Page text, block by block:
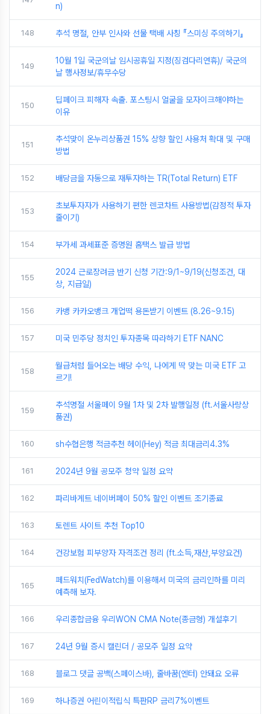
n)
148 추석 명절, 안부 인사와 선물 택배 사칭 『스미싱 주의하기』
149
10월 1일 국군의날 임시공휴일 지정(징검다리연휴)/ 국군의
날 행사정보/휴무수당
150
딥페이크 피해자 속출. 포스팅시 얼굴을 모자이크해야하는
이유
151
추석맞이 온누리상품권 15% 상향 할인 사용처 확대 및 구매
방법
152 배당금을 자동으로 재투자하는 TR(Total Return) ETF
153
초보투자자가 사용하기 편한 렌코차트 사용방법(감정적 투자
줄이기)
154 부가세 과세표준 증명원 홈택스 발급 방법
155
2024 근로장려금 반기 신청 기간:9/1~9/19(신청조건, 대
상, 지급일)
156 카뱅 카카오뱅크 개업떡 용돈받기 이벤트 (8.26~9.15)
157 미국 민주당 정치인 투자종목 따라하기 ETF NANC
158
월급처럼 들어오는 배당 수익, 나에게 딱 맞는 미국 ETF 고
르기!
159
추석명절 서울페이 9월 1차 및 2차 발행일정 (ft.서울사랑상
품권)
160 sh수협은행 적금추천 헤이(Hey) 적금 최대금리4.3%
161 2024년 9월 공모주 청약 일정 요약
162 파리바게트 네이버페이 50% 할인 이벤트 조기종료
163 토렌트 사이트 추천 Top10
164 건강보험 피부양자 자격조건 정리 (ft.소득,재산,부양요건)
165
페드워치(FedWatch)를 이용해서 미국의 금리인하를 미리
예측해 보자.
166 우리종합금융 우리WON CMA Note(종금형) 개설후기
167 24년 9월 증시 캘린더 / 공모주 일정 요약
168 블로그 댓글 공백(스페이스바), 줄바꿈(엔터) 안돼요 오류
169 하나증권 어린이적립식 특판RP 금리7%이벤트